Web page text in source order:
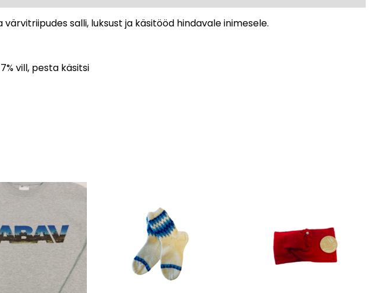
salli, luksust ja käsitööd hindavale inimesele.
vill, pesta käsitsi